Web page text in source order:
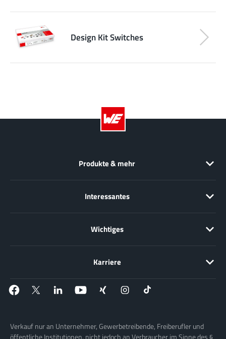
Design Kit Switches
Produkte & mehr
Interessantes
Wichtiges
Karriere
Verkauf nur an Unternehmer, Gewerbetreibende, Freiberufler und